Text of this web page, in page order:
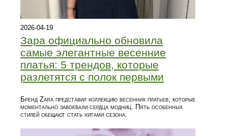
2026-04-19
Зара официально обновила
самые элегантные весенние
платья: 5 трендов, которые
разлетятся с полок первыми
Бренд Zara представил коллекцию весенних платьев, которые
моментально завоевали сердца модниц. Пять особенных
стилей обещают стать хитами сезона.